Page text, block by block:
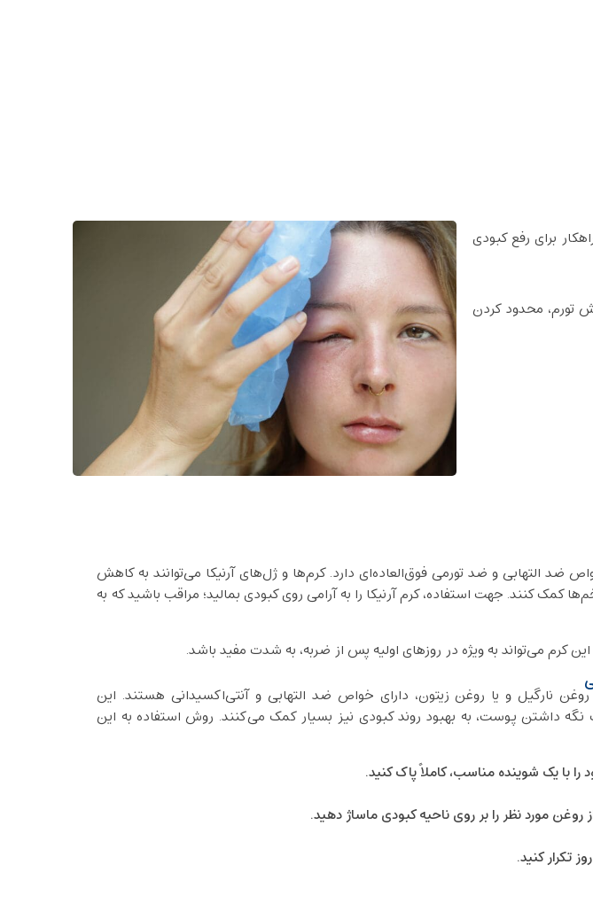
برای رفع کبودی
تورم، محدود کردن
ضد التهابی و ضد تورمی فوق‌العاده‌ای دارد. کرم‌ها و ژل‌های آرنیکا می‌توانند به کاهش
کمک کنند. جهت استفاده، کرم آرنیکا را به آرامی روی کبودی بمالید؛ مراقب باشید که به
کرم می‌تواند به ویژه در روزهای اولیه پس از ضربه، به شدت مفید باشد.
نارگیل و یا روغن زیتون، دارای خواص ضد التهابی و آنتی‌اکسیدانی هستند. این
نگه داشتن پوست، به بهبود روند کبودی نیز بسیار کمک می‌کنند. روش استفاده به این
با یک شوینده مناسب، کاملاً پاک کنید.
مورد نظر را بر روی ناحیه کبودی ماساژ دهید.
تکرار کنید.